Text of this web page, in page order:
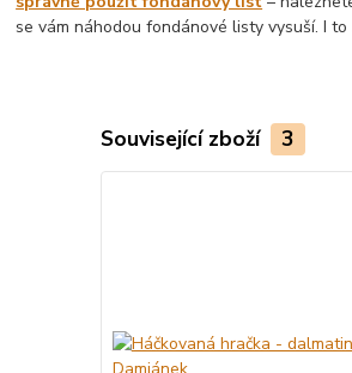
se vám náhodou fondánové listy vysuší. I
Související zboží 3